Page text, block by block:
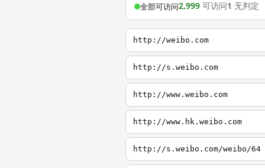
全部可访问2,999 可访问1 无判定
http://weibo.com
http://s.weibo.com
http://www.weibo.com
http://www.hk.weibo.com
http://s.weibo.com/weibo/64